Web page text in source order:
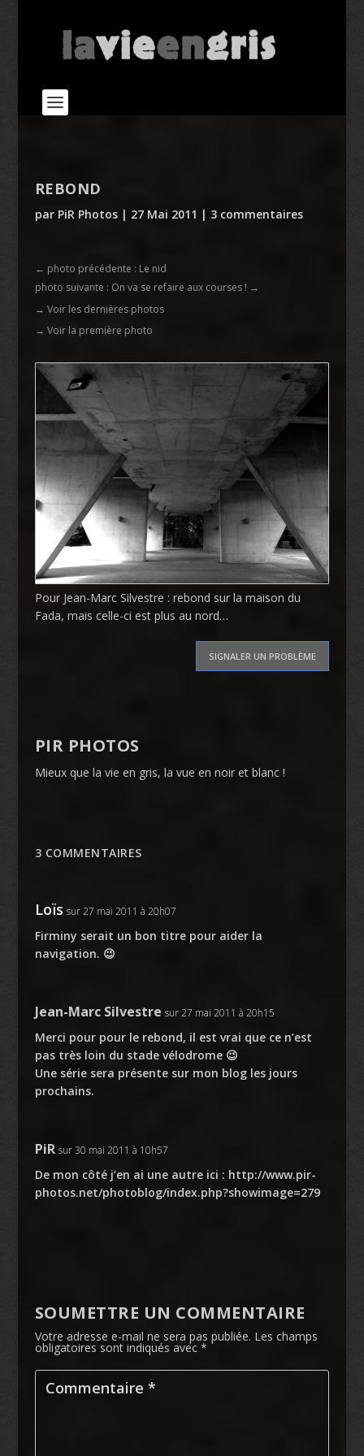
REBOND
par PiR Photos| 27 Mai 2011 | 3 commentaires
← photo précédente : Le nid
photo suivante : On va se refaire aux courses ! →
→ Voir les dernières photos
→ Voir la première photo
Pour Jean-Marc Silvestre : rebond sur la maison du
Fada, mais celle-ci est plus au nord…
SIGNALER UN PROBLÈME
PIR PHOTOS
Mieux que la vie en gris, la vue en noir et blanc !
3 COMMENTAIRES
Loïs sur 27 mai 2011 à 20h07
Firminy serait un bon titre pour aider la
navigation. 😉
Jean-Marc Silvestre sur 27 mai 2011 à 20h15
Merci pour pour le rebond, il est vrai que ce n’est
pas très loin du stade vélodrome 😉
Une série sera présente sur mon blog les jours
prochains.
PiR sur 30 mai 2011 à 10h57
De mon côté j’en ai une autre ici : http://www.pir-
photos.net/photoblog/index.php?showimage=279
SOUMETTRE UN COMMENTAIRE
Votre adresse e-mail ne sera pas publiée. Les champs
obligatoires sont indiqués avec *